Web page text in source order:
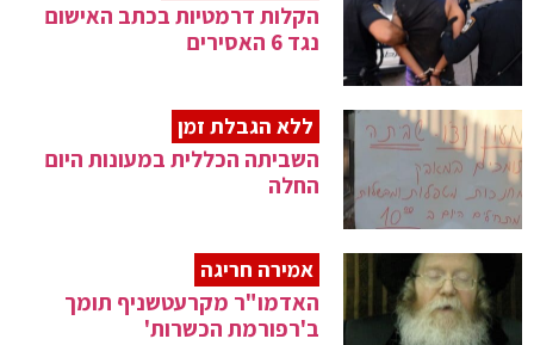
הקלות דרמטיות בכתב האישום
נגד 6 האסירים
ללא הגבלת זמן
השביתה הכללית במעונות היום
החלה
אמירה חריגה
האדמו"ר מקרעטשניף תומך
ב'רפורמת הכשרות'